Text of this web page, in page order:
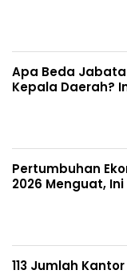
Apa Beda
Kepala Daerah?
Pertumbuhan
2026 Menguat,
113 Jumlah